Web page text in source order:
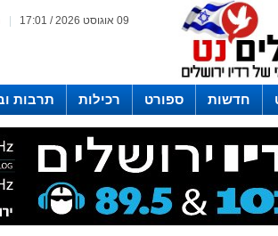
09 אוגוסט 2026 / 17:01
חדשות ספורט רכילות תרבות
צרו קשר
לוח שדורים רדיו ירושלים